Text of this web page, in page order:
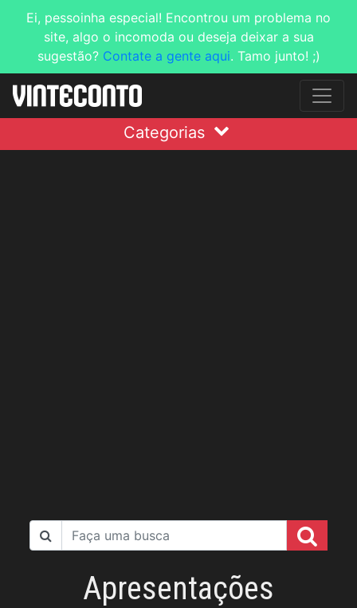
Ei, pessoinha especial! Encontrou um problema no
site, algo o incomoda ou deseja deixar a sua
sugestão? Contate a gente aqui. Tamo junto! ;)
Categorias
Apresentações